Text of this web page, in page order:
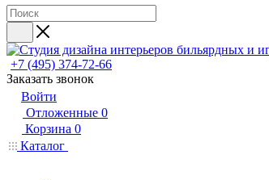
+7 (495) 374-72-66
Заказать звонок
Войти
Отложенные 0
Корзина 0
Каталог